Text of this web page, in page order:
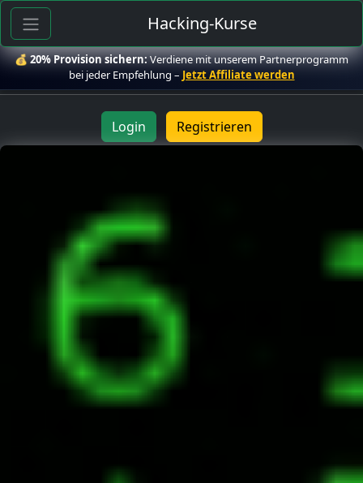
Hacking-Kurse
💰20% Provision sichern:Verdiene mit unserem Partnerprogramm
bei jeder Empfehlung – Jetzt Affiliate werden
Login Registrieren